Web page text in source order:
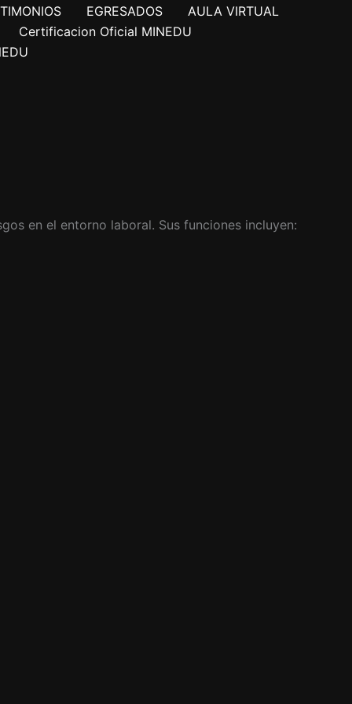
EGRESADOS
AULA VIRTUAL
Certificacion Oficial MINEDU
en el entorno laboral. Sus funciones incluyen: